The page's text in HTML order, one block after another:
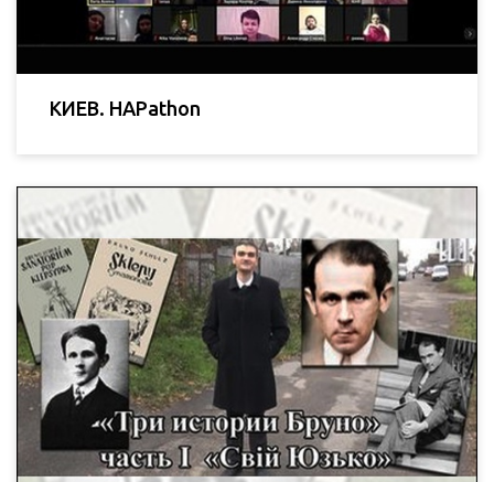
КИЕВ. HAPathon